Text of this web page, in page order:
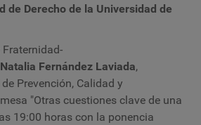
de Derecho de la Universidad de
Fraternidad-
Natalia Fernández Laviada,
Prevención, Calidad y
"Otras cuestiones clave de una
19:00 horas con la ponencia